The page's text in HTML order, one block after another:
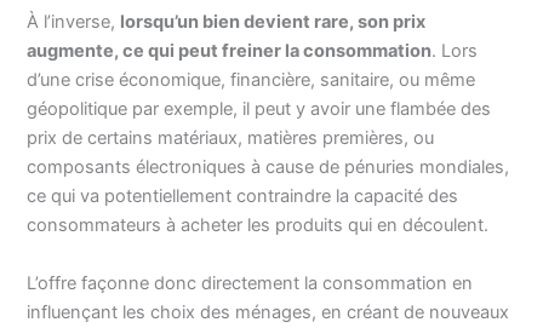
À l’inverse, lorsqu’un bien devient rare, son prix
augmente, ce qui peut freiner la consommation. Lors
d’une crise économique, financière, sanitaire, ou même
géopolitique par exemple, il peut y avoir une flambée des
prix de certains matériaux, matières premières, ou
composants électroniques à cause de pénuries mondiales,
ce qui va potentiellement contraindre la capacité des
consommateurs à acheter les produits qui en découlent.
L’offre façonne donc directement la consommation en
influençant les choix des ménages, en créant de nouveaux